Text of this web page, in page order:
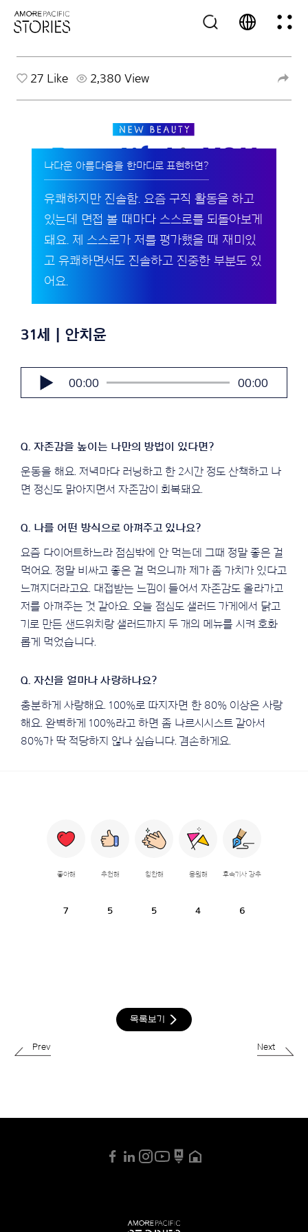
27 Like 2,380 View
나다운 아름다움을 한마디로 표현하면?
유쾌하지만 진솔함. 요즘 구직 활동을 하고
있는데 면접 볼 때마다 스스로를 되돌아보게
돼요. 제 스스로가 저를 평가했을 때 재미있
고 유쾌하면서도 진솔하고 진중한 부분도 있
어요.
31세 | 안치윤
이
00:00 00:00
운동을 해요. 저녁마다 러닝하고 한 2시간 정도 산책하고 나
면 정신도 맑아지면서 자존감이 회복돼요.
요즘 다이어트하느라 점심밖에 안 먹는데 그때 정말 좋은 걸
먹어요. 정말 비싸고 좋은 걸 먹으니까 제가 좀 가치가 있다고
느껴지더라고요. 대접받는 느낌이 들어서 자존감도 올라가고
저를 아껴주는 것 같아요. 오늘 점심도 샐러드 가게에서 닭고
기로 만든 샌드위치랑 샐러드까지 두 개의 메뉴를 시켜 호화
롭게 먹었습니다.
충분하게 사랑해요. 100%로 따지자면 한 80% 이상은 사랑
해요. 완벽하게 100%라고 하면 좀 나르시시스트 같아서
80%가 딱 적당하지 않나 싶습니다. 겸손하게요.
좋아해
7
추천해
5
칭찬해
5
응원해
4
후속기사 강추
6
목록보기
Prev Next